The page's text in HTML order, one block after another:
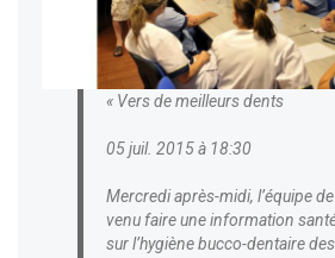
« Vers de meilleurs dents
05 juil. 2015 à 18:30
Mercredi après-midi, l’équipe
venu faire une information
sur l’hygiène bucco-dentaire